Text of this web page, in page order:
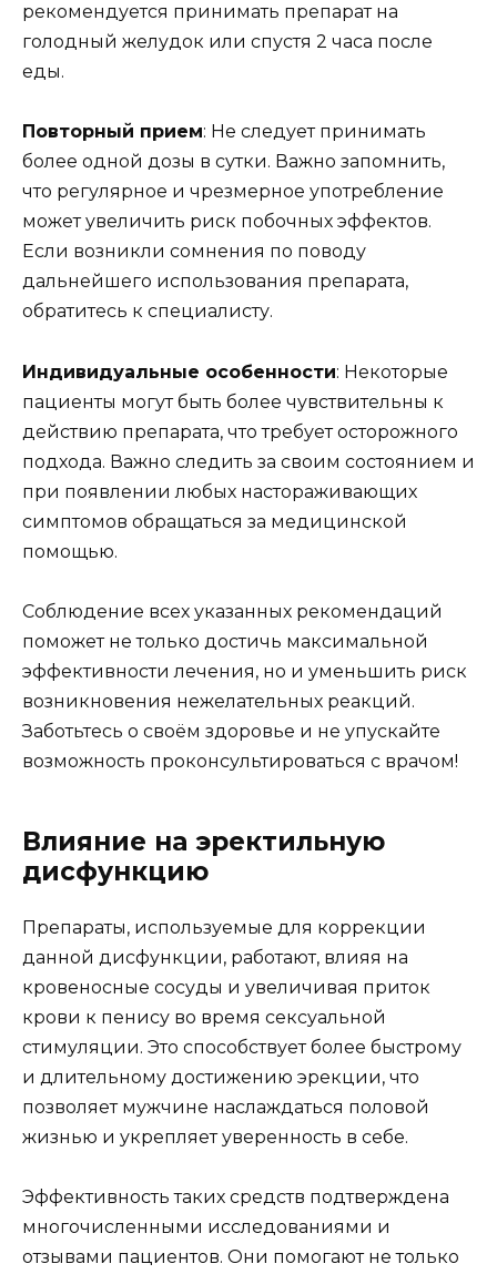
рекомендуется принимать препарат на
голодный желудок или спустя 2 часа после
еды.
Повторный прием: Не следует принимать
более одной дозы в сутки. Важно запомнить,
что регулярное и чрезмерное употребление
может увеличить риск побочных эффектов.
Если возникли сомнения по поводу
дальнейшего использования препарата,
обратитесь к специалисту.
Индивидуальные особенности: Некоторые
пациенты могут быть более чувствительны к
действию препарата, что требует осторожного
подхода. Важно следить за своим состоянием и
при появлении любых настораживающих
симптомов обращаться за медицинской
помощью.
Соблюдение всех указанных рекомендаций
поможет не только достичь максимальной
эффективности лечения, но и уменьшить риск
возникновения нежелательных реакций.
Заботьтесь о своём здоровье и не упускайте
возможность проконсультироваться с врачом!
Влияние на эректильную
дисфункцию
Препараты, используемые для коррекции
данной дисфункции, работают, влияя на
кровеносные сосуды и увеличивая приток
крови к пенису во время сексуальной
стимуляции. Это способствует более быстрому
и длительному достижению эрекции, что
позволяет мужчине наслаждаться половой
жизнью и укрепляет уверенность в себе.
Эффективность таких средств подтверждена
многочисленными исследованиями и
отзывами пациентов. Они помогают не только